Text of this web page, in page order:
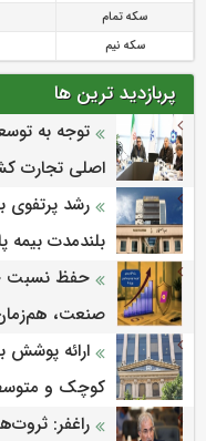
سکه تمام
سکه نیم
پربازدید ترین ها
توجه به
اصلی تجارت
رشد پرتفوی
بلندمدت بیمه
حفظ نسبت
صنعت،
ارائه پوشش
کوچک و
راغفر: